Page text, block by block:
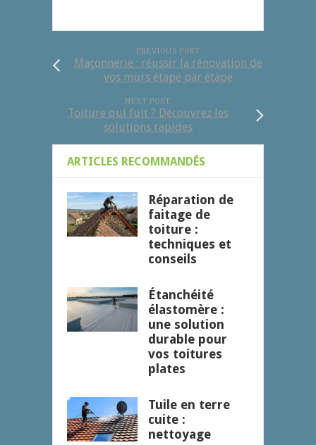
PREVIOUS POST
Maçonnerie : réussir la rénovation de
vos murs étape par étape
NEXT POST
Toiture qui fuit ? Découvrez les
solutions rapides
ARTICLES RECOMMANDÉS
Réparation de
faitage de
toiture :
techniques et
conseils
Étanchéité
élastomère :
une solution
durable pour
vos toitures
plates
Tuile en terre
cuite :
nettoyage